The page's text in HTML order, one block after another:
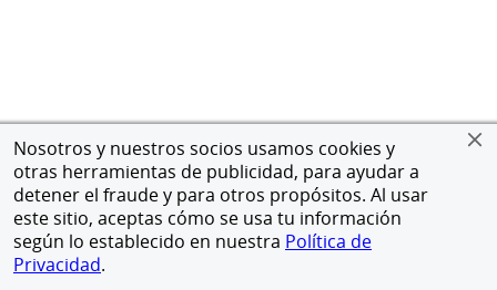
Nosotros y nuestros socios usamos cookies y
otras herramientas de publicidad, para ayudar a
detener el fraude y para otros propósitos. Al usar
este sitio, aceptas cómo se usa tu información
según lo establecido en nuestra Política de
Privacidad.